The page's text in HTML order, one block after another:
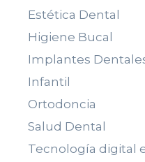
Estética Dental
Higiene Bucal
Implantes
Infantil
Ortodoncia
Salud Dental
Tecnología digital